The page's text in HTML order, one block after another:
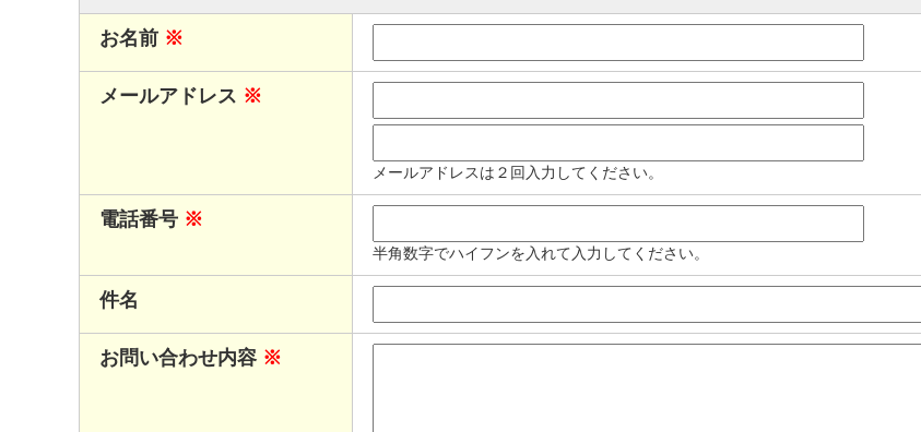
お名前 ※
メールアドレス ※
メールアドレスは２回入力してください。
電話番号 ※
半角数字でハイフンを入れて入力してください。
件名
お問い合わせ内容 ※